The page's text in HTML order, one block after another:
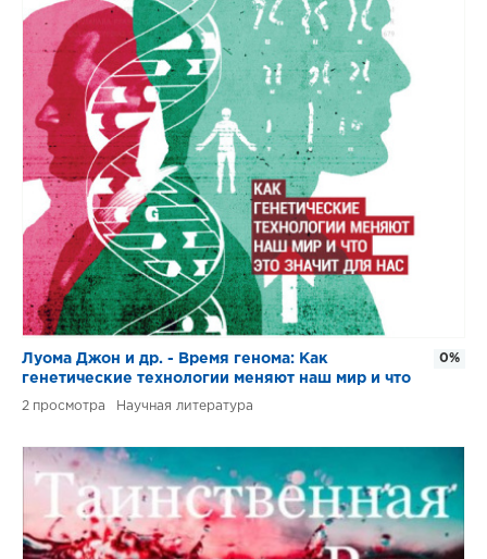
Луома Джон и др. - Время генома: Как
генетические технологии меняют наш мир и что
это значит для нас
2 Научная литература
0%